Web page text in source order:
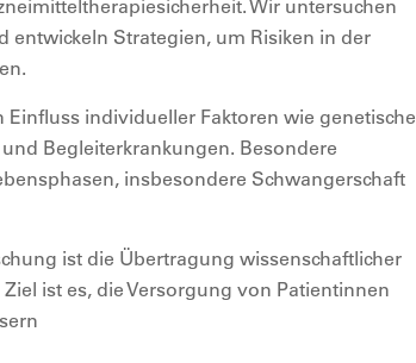
Wir untersuchen
entwickeln Strategien, um Risiken in der
individueller Faktoren wie genetische
Begleiterkrankungen. Besondere
insbesondere Schwangerschaft
ist die Übertragung wissenschaftlicher
ist es, die Versorgung von Patientinnen